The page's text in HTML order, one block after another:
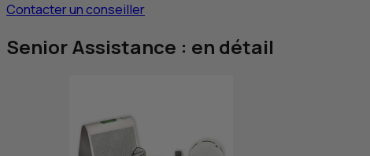
Contacter un conseiller
Senior Assistance : en détail